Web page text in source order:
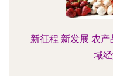
新征程 新发展 农
域